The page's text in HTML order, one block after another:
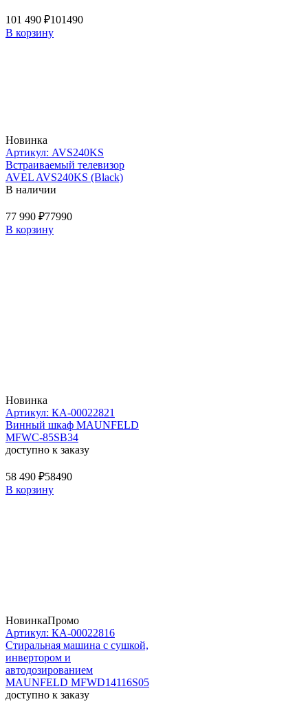
101 490 ₽101490
В корзину
Новинка
Артикул: AVS240KS
Встраиваемый телевизор
AVEL AVS240KS (Black)
В наличии
77 990 ₽77990
В корзину
Новинка
Артикул: КА-00022821
Винный шкаф MAUNFELD
MFWC-85SB34
доступно к заказу
58 490 ₽58490
В корзину
НовинкаПромо
Артикул: КА-00022816
Стиральная машина c сушкой,
инвертором и
автодозированием
MAUNFELD MFWD14116S05
доступно к заказу